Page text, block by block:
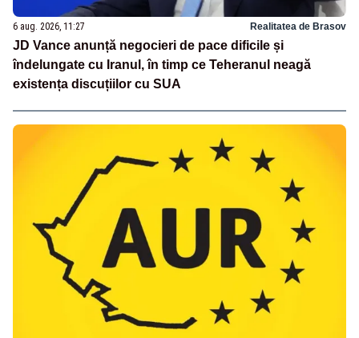
6 aug. 2026, 11:27 Realitatea de Brasov
JD Vance anunță negocieri de pace dificile și
îndelungate cu Iranul, în timp ce Teheranul neagă
existența discuțiilor cu SUA